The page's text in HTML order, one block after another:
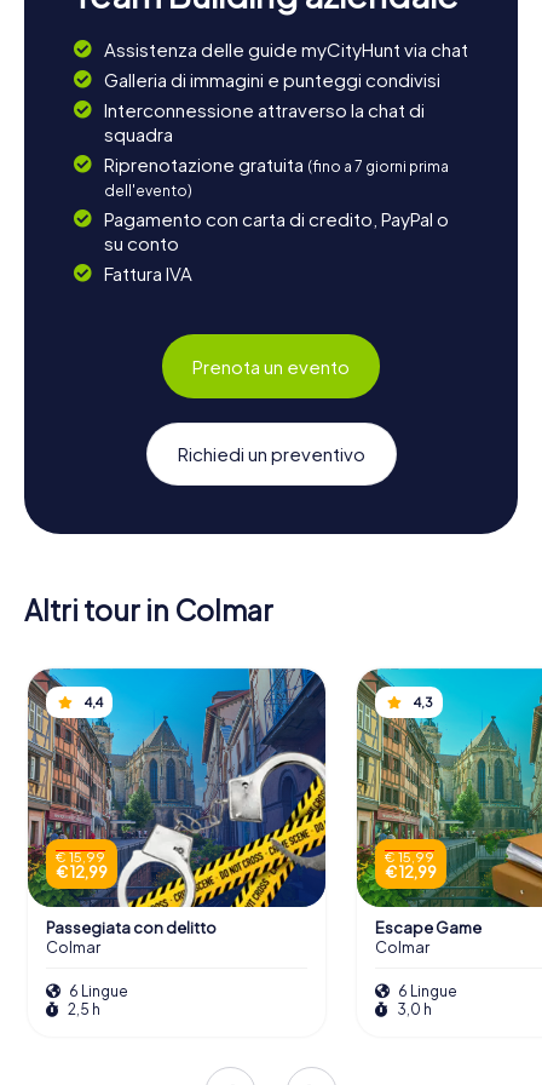
Assistenza delle guide myCityHunt via chat
Galleria di immagini e punteggi condivisi
Interconnessione attraverso la chat di
squadra
Riprenotazione gratuita (fino a 7 giorni prima
dell'evento)
Pagamento con carta di credito, PayPal o
su conto
Fattura IVA
Prenota un evento
Richiedi un preventivo
Altri tour in Colmar
4,4
€ 15,99
€ 12,99
Passegiata con delitto
Colmar
6 Lingue
2,5 h
4,3
€ 15,99
€ 12,99
Escape Game
Colmar
6 Lingue
3,0 h